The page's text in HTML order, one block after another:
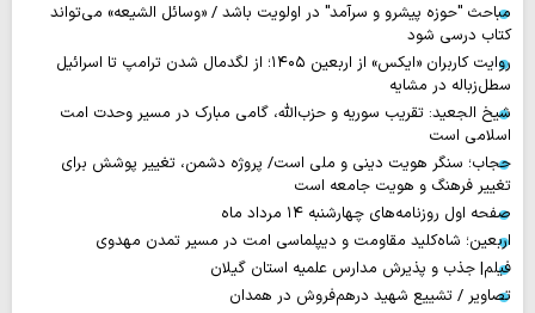
مباحث "حوزه پیشرو و سرآمد" در اولویت باشد / «وسائل الشیعه» می‌تواند
کتاب درسی شود
روایت‌ کاربران «ایکس» از اربعین ۱۴۰۵؛ از لگدمال شدن ترامپ تا اسرائیل
سطل‌زباله‌ در مشایه
شیخ الجعید: تقریب سوریه و حزب‌الله، گامی مبارک در مسیر وحدت امت
اسلامی است
حجاب؛ سنگر هویت دینی و ملی است/ پروژه دشمن، تغییر پوشش برای
تغییر فرهنگ و هویت جامعه است
صفحه اول روزنامه‌های چهارشنبه ۱۴ مرداد ماه
اربعین؛ شاه‌کلید مقاومت و دیپلماسی امت در مسیر تمدن مهدوی
فیلم| جذب و پذیرش مدارس علمیه استان گیلان
تصاویر / تشییع شهید درهم‌فروش در همدان